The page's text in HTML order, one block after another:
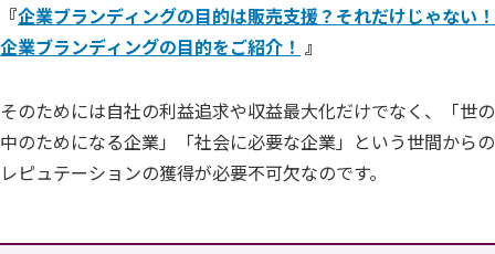
『企業ブランディングの目的は販売支援？それだけじゃない！
企業ブランディングの目的をご紹介！ 』
そのためには自社の利益追求や収益最大化だけでなく、「世の
中のためになる企業」「社会に必要な企業」という世間からの
レピュテーションの獲得が必要不可欠なのです。